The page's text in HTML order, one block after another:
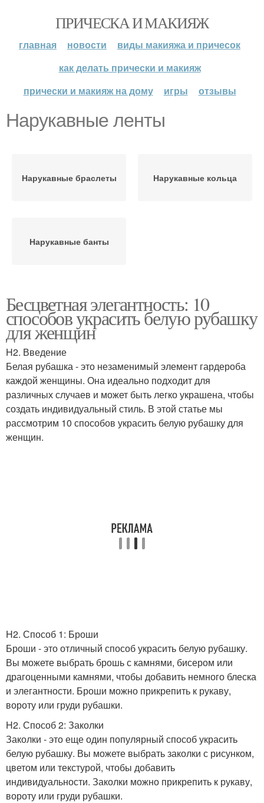
ПРИЧЕСКА И МАКИЯЖ
главная новости
виды макияжа и причесок
как делать прически и макияж
прически и макияж на дому
игры отзывы
Нарукавные ленты
Нарукавные браслеты Нарукавные кольца
Нарукавные банты
Бесцветная элегантность: 10
способов украсить белую рубашку
для женщин
H2. Введение
Белая рубашка - это незаменимый элемент гардероба
каждой женщины. Она идеально подходит для
различных случаев и может быть легко украшена, чтобы
создать индивидуальный стиль. В этой статье мы
рассмотрим 10 способов украсить белую рубашку для
женщин.
H2. Способ 1: Броши
Броши - это отличный способ украсить белую рубашку.
Вы можете выбрать брошь с камнями, бисером или
драгоценными камнями, чтобы добавить немного блеска
и элегантности. Броши можно прикрепить к рукаву,
вороту или груди рубашки.
H2. Способ 2: Заколки
Заколки - это еще один популярный способ украсить
белую рубашку. Вы можете выбрать заколки с рисунком,
цветом или текстурой, чтобы добавить
индивидуальности. Заколки можно прикрепить к рукаву,
вороту или груди рубашки.